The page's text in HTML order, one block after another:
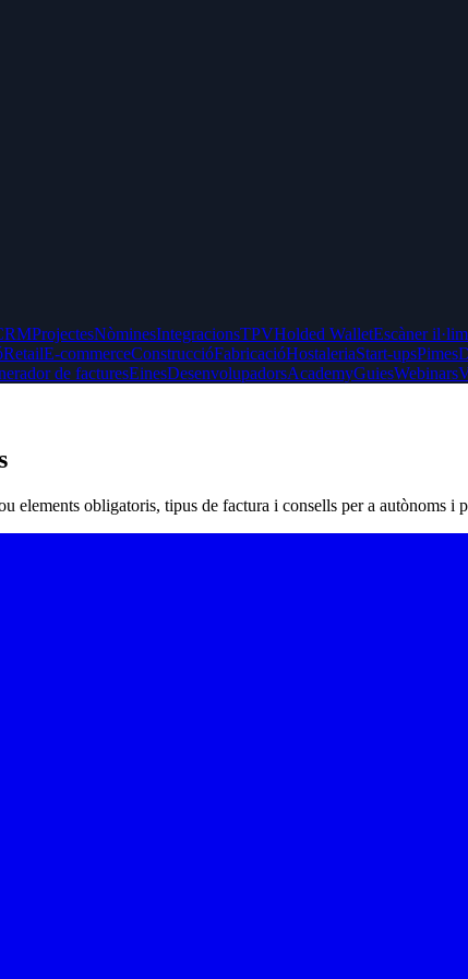
ProjectesNòminesIntegracionsTPVHolded WalletEscàner
RetailE-commerceConstruccióFabricacióHostaleriaStart-upsPimes
de facturesEinesDesenvolupadorsAcademyGuiesWebinars
elements obligatoris, tipus de factura i consells per a autònoms i